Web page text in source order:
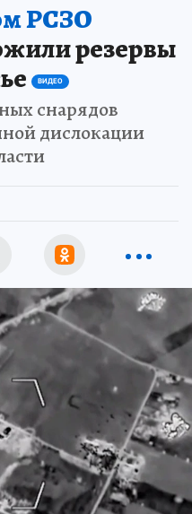
РСЗО
резервы
ВИДЕО
снарядов
дислокации